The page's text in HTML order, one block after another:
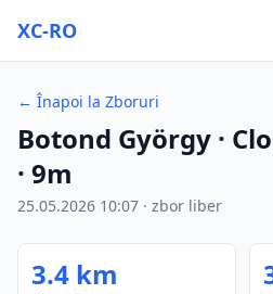
XC-RO
← Înapoi la Zboruri
Botond György ·
· 9m
25.05.2026 10:07 · zbor liber
3.4 km